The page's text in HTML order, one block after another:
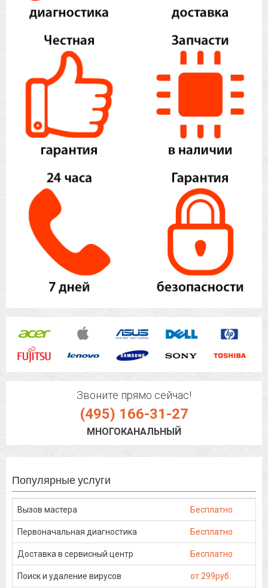
Звоните прямо сейчас!
(495) 166-31-27
МНОГОКАНАЛЬНЫЙ
Популярные услуги
Вызов мастера Бесплатно
Первоначальная диагностика Бесплатно
Доставка в сервисный центр Бесплатно
Поиск и удаление вирусов от 299руб.